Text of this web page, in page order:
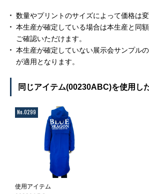
数量やプリントのサイズによって価格は
本生産が確定している場合は本生産と同
ご確認いただけます。
本生産が確定していない展示会サンプル
が適用となります。
同じアイテム(00230ABC)を使用し
No.0299
使用アイテム